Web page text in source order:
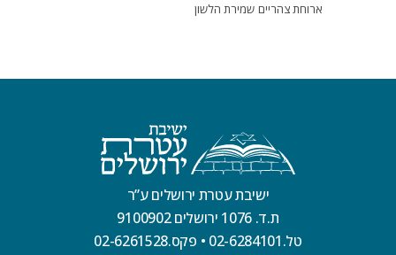
ארוחת צהריים שמירת הלשון
ישיבת עטרת ירושלים ע”ר
ת.ד. 1076 ירושלים 9100902
טל.02-6284101
• פקס.02-6261528